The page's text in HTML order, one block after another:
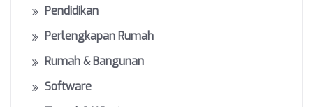
Pendidikan
Perlengkapan Rumah
Rumah & Bangunan
Software